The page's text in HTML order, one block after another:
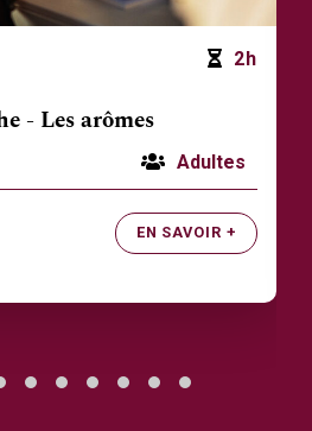
2h
- Les arômes
Adultes
EN SAVOIR +